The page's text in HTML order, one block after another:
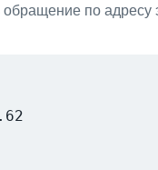
по адресу